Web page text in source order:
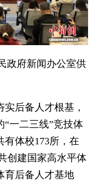
政府新闻办公室供
后备人才根基，
一二三线”竞技体
有体校173所，在
创建国家高水平体
育后备人才基地